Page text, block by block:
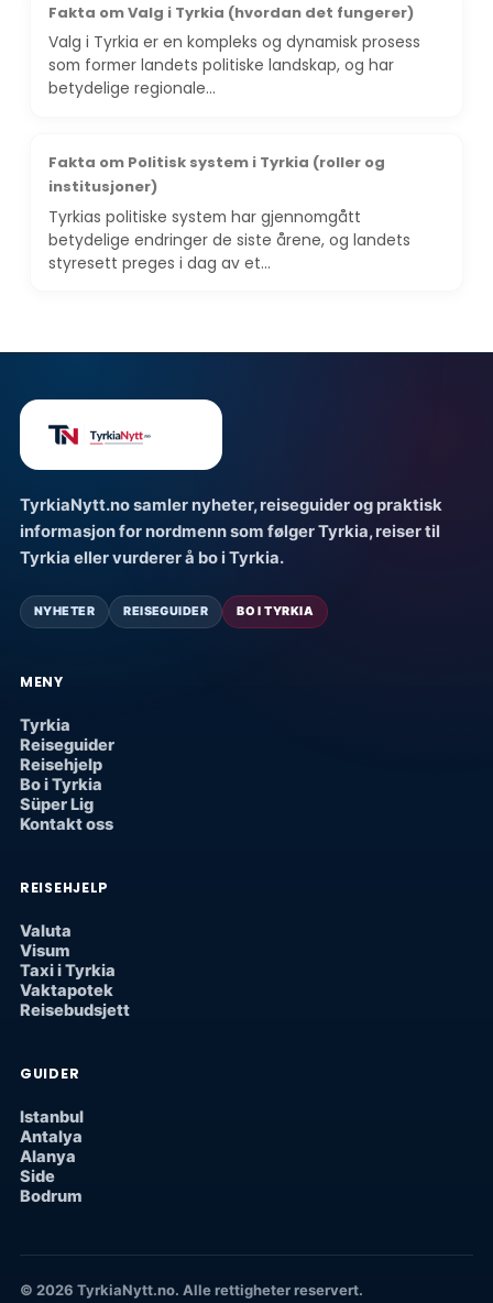
Fakta om Valg i Tyrkia (hvordan det fungerer)
Valg i Tyrkia er en kompleks og dynamisk prosess
som former landets politiske landskap, og har
betydelige regionale…
Fakta om Politisk system i Tyrkia (roller og
institusjoner)
Tyrkias politiske system har gjennomgått
betydelige endringer de siste årene, og landets
styresett preges i dag av et…
TyrkiaNytt.no samler nyheter, reiseguider og praktisk
informasjon for nordmenn som følger Tyrkia, reiser til
Tyrkia eller vurderer å bo i Tyrkia.
NYHETER REISEGUIDER BO I TYRKIA
MENY
Tyrkia
Reiseguider
Reisehjelp
Bo i Tyrkia
Süper Lig
Kontakt oss
REISEHJELP
Valuta
Visum
Taxi i Tyrkia
Vaktapotek
Reisebudsjett
GUIDER
Istanbul
Antalya
Alanya
Side
Bodrum
© 2026 TyrkiaNytt.no. Alle rettigheter reservert.